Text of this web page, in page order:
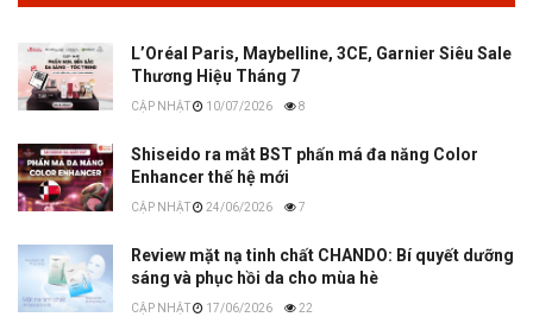
L’Oréal Paris, Maybelline, 3CE, Garnier Siêu Sale
Thương Hiệu Tháng 7
10/07/2026 8
Shiseido ra mắt BST phấn má đa năng Color
Enhancer thế hệ mới
24/06/2026 7
Review mặt nạ tinh chất CHANDO: Bí quyết dưỡng
sáng và phục hồi da cho mùa hè
17/06/2026 22